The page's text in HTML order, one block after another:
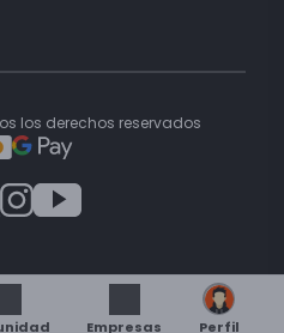
los derechos reservados
Empresas Perfil